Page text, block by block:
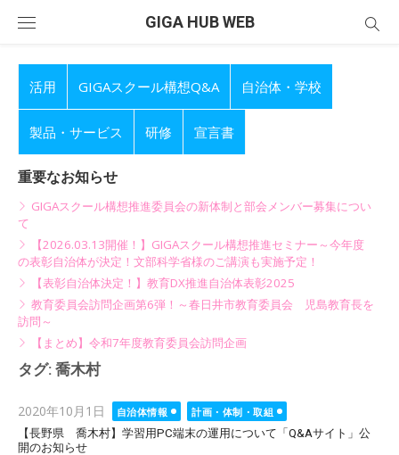
GIGA HUB WEB
活用 GIGAスクール構想Q&A 自治体・学校
製品・サービス 研修 宣言書
重要なお知らせ
GIGAスクール構想推進委員会の新体制と部会メンバー募集につい
て
【2026.03.13開催！】GIGAスクール構想推進セミナー～今年度
の表彰自治体が決定！文部科学省様のご講演も実施予定！
【表彰自治体決定！】教育DX推進自治体表彰2025
教育委員会訪問企画第6弾！～春日井市教育委員会 児島教育長を
訪問～
【まとめ】令和7年度教育委員会訪問企画
タグ: 喬木村
Posted
on
2020年10月1日 自治体情報
計画・体制・取組
【長野県 喬木村】学習用PC端末の運用について「Q&Aサイト」公
開のお知らせ